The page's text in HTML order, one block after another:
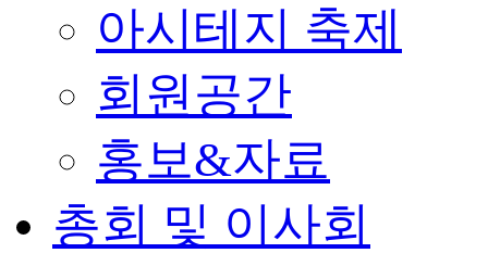
아시테지 축제
회원공간
홍보&자료
총회 및 이사회